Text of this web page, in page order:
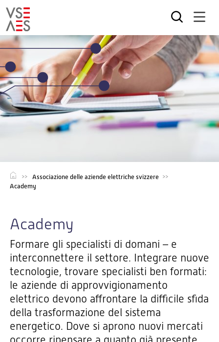
Salta
al
contenuto
principale
Associazione delle aziende elettriche svizzere
Academy
Academy
Formare gli specialisti di domani – e
interconnettere il settore. Integrare nuove
tecnologie, trovare specialisti ben formati:
le aziende di approvvigionamento
elettrico devono affrontare la difficile sfida
della trasformazione del sistema
energetico. Dove si aprono nuovi mercati